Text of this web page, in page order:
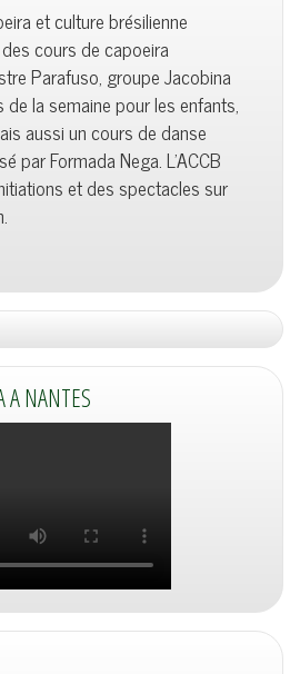
et culture brésilienne
cours de capoeira
Parafuso, groupe Jacobina
la semaine pour les enfants,
aussi un cours de danse
par Formada Nega. L'ACCB
et des spectacles sur
A NANTES